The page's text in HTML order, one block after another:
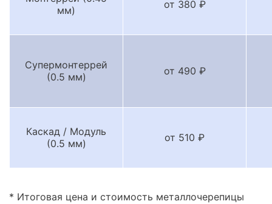
мм)
от 380 ₽
Супермонтеррей
(0.5 мм)
от 490 ₽
Каскад / Модуль
(0.5 мм)
от 510 ₽
* Итоговая цена и стоимость металлочерепицы